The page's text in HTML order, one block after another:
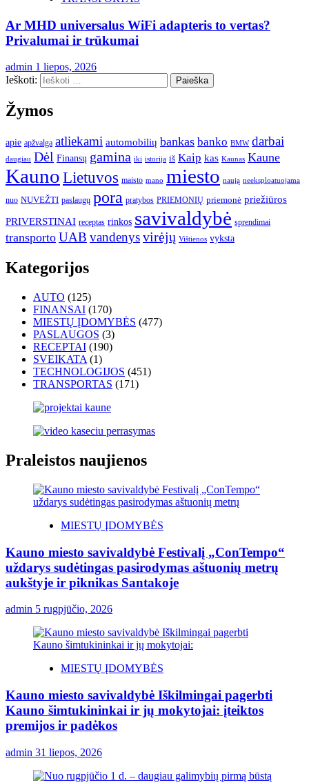
Ar MHD universalus WiFi adapteris to vertas?
Privalumai ir trūkumai
admin 1 liepos, 2026
Ieškoti:
Žymos
apie apžvalga atliekami automobilių bankas banko BMW darbai
daugiau Dėl Finansų gamina iki istorija iš Kaip kas Kaunas Kaune
KaunoLietuvos maisto mano miesto naują neeksploatuojama
nuo NUVEŽTI paslaugų pora pratybos PRIEMONIŲ priemonė priežiūros
PRIVERSTINAI receptas rinkos savivaldybė sprendimai
transporto UAB vandenysvirėjų Vištienos vyksta
Kategorijos
AUTO (125)
FINANSAI (170)
MIESTŲ ĮDOMYBĖS (477)
PASLAUGOS (3)
RECEPTAI (190)
SVEIKATA (1)
TECHNOLOGIJOS (451)
TRANSPORTAS (171)
Praleistos naujienos
MIESTŲ ĮDOMYBĖS
Kauno miesto savivaldybė Festivalį „ConTempo“
uždarys sudėtingas pasirodymas aštuonių metrų
aukštyje ir piknikas Santakoje
admin 5 rugpjūčio, 2026
MIESTŲ ĮDOMYBĖS
Kauno miesto savivaldybė Iškilmingai pagerbti
Kauno šimtukininkai ir jų mokytojai: įteiktos
premijos ir padėkos
admin 31 liepos, 2026